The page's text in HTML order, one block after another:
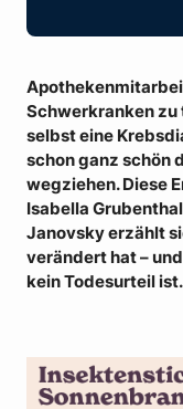
Schwerkranken zu
selbst eine
schon ganz schön
wegziehen. Diese
Isabella
Janovsky erzählt
verändert hat –
kein Todesurteil ist.